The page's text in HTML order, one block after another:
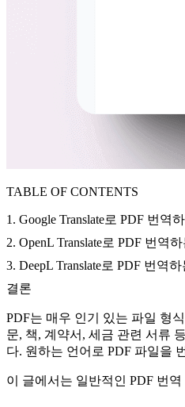
TABLE OF CONTENTS
1. Google Translate로 PDF 번역
2. OpenL Translate로 PDF 번역
3. DeepL Translate로 PDF 번역
결론
PDF는 매우 인기 있는 파일 형
문, 책, 계약서, 세금 관련 서류
다. 원하는 언어로 PDF 파일을
이 글에서는 일반적인 PDF 번